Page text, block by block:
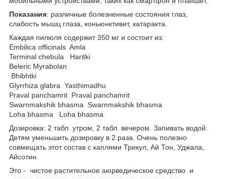
Показания: различные болезненные состояния глаз,
слабость мышц глаза, коньюнктивит, катаракта.
Каждая пилюля содержит 350 мг и состоит из:
Embilica officinals Amla
Terminal chebula Haritki
Beleric Myrabolan
Bhibhtki
Glyrrhiza glabra Yasthimadhu
Praval panchamrit Praval panchamrit
Swarnmakshik bhasma Swarnmakshik bhasma
Loha bhasma Loha bhasma
Дозировка: 2 табл. утром, 2 табл. вечером. Запивать водой.
Детям уменьшить дозировку в 2 раза. Очень полезно
совмещать этот состав с каплями Трикул, Ай Тон, Уджала,
Айсотин.
Это - чистое растительное аюрведическое средство и